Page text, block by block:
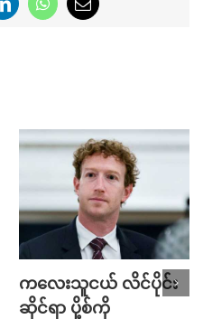
LinkedInWhatsApp
Email
ကလေးသူငယ် လိင်ပိုင်း
ဆိုင်ရာ ပို့စ်ကို